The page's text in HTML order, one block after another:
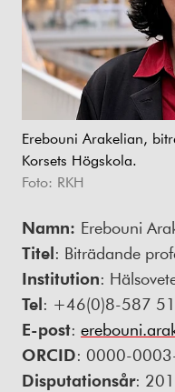
Erebouni Arakelian,
Korsets Högskola.
Foto: RKH
Namn: Erebouni
Titel: Biträdande
Institution:
Tel: +46(0)8-587
E-post:
ORCID: 0000-
Disputationsår: